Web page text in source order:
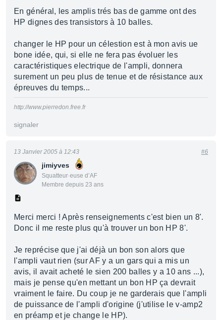
En général, les amplis trés bas de gamme ont des
HP dignes des transistors à 10 balles.
changer le HP pour un célestion est à mon avis ue
bone idée, qui, si elle ne fera pas évoluer les
caractéristiques electrique de l'ampli, donnera
surement un peu plus de tenue et de résistance aux
épreuves du temps...
http://www.pierredon.free.fr
signaler
jimiyves
Squatteur·euse d’AF
Membre depuis 23 ans
13 Janvier 2005 à 12:43 #6
Merci merci ! Après renseignements c'est bien un 8'.
Donc il me reste plus qu'à trouver un bon HP 8'.
Je reprécise que j'ai déjà un bon son alors que
l'ampli vaut rien (sur AF y a un gars qui a mis un
avis, il avait acheté le sien 200 balles y a 10 ans ...),
mais je pense qu'en mettant un bon HP ça devrait
vraiment le faire. Du coup je ne garderais que l'ampli
de puissance de l'ampli d'origine (j'utilise le v-amp2
en préamp et je change le HP).